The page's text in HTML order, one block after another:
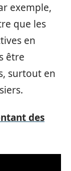
exemple,
que les
en
être
surtout en
des